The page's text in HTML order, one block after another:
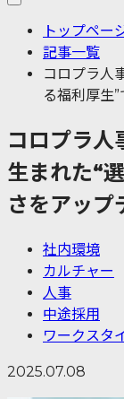
トップペー
記事一覧
コロプラ人
る福利厚生
コロプラ人
生まれた“
さをアップ
社内環境
カルチャー
人事
中途採用
ワークスタ
2025.07.08